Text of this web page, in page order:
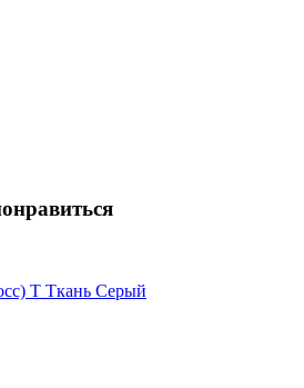
T Ткань Серый